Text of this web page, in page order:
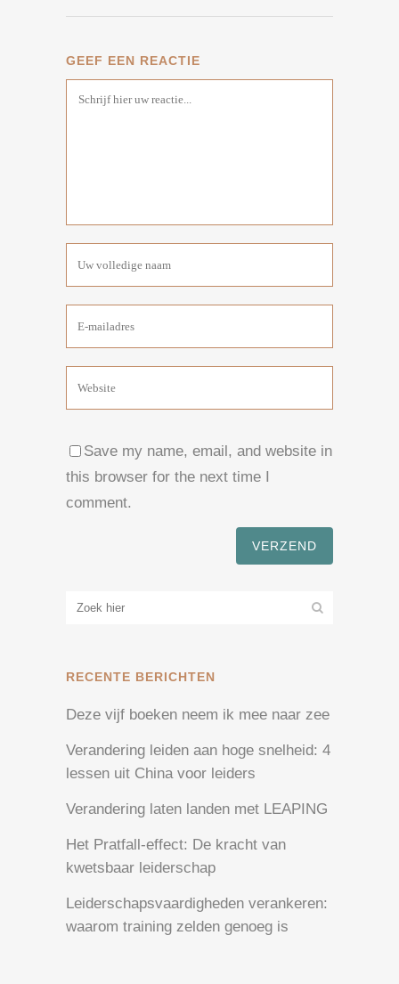
GEEF EEN REACTIE
Save my name, email, and website in
this browser for the next time I
comment.
RECENTE BERICHTEN
Deze vijf boeken neem ik mee naar zee
Verandering leiden aan hoge snelheid: 4
lessen uit China voor leiders
Verandering laten landen met LEAPING
Het Pratfall-effect: De kracht van
kwetsbaar leiderschap
Leiderschapsvaardigheden verankeren:
waarom training zelden genoeg is